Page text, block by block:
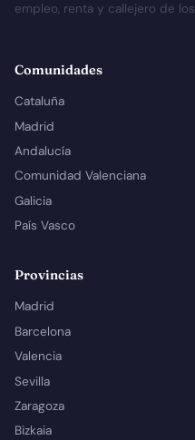
empleo, renta y callejero de los
Comunidades
Cataluña
Madrid
Andalucía
Comunidad Valenciana
Galicia
País Vasco
Provincias
Madrid
Barcelona
Valencia
Sevilla
Zaragoza
Bizkaia